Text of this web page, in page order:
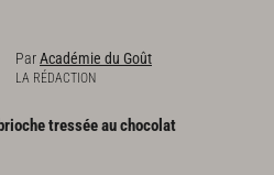
ParAcadémie du Goût
LA RÉDACTION
briochetresséeauchocolat